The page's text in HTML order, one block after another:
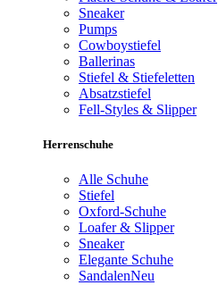
Sneaker
Pumps
Cowboystiefel
Ballerinas
Stiefel & Stiefeletten
Absatzstiefel
Fell-Styles & Slipper
Herrenschuhe
Alle Schuhe
Stiefel
Oxford-Schuhe
Loafer & Slipper
Sneaker
Elegante Schuhe
SandalenNeu